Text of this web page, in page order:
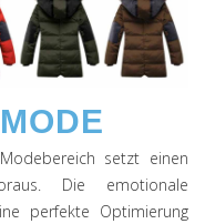
setzt einen
Die emotionale
perfekte Optimierung